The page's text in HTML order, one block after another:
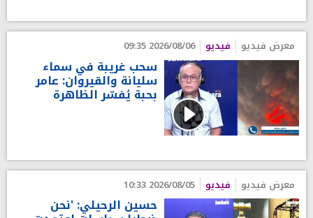
معرض فيديو فيديو 2026/08/06 09:35
سحب غريبة في سماء
سليانة والقيروان: عامر
بحبة يُفسّر الظاهرة
معرض فيديو فيديو 2026/08/05 10:33
حسين الرحيلي: 'نحن